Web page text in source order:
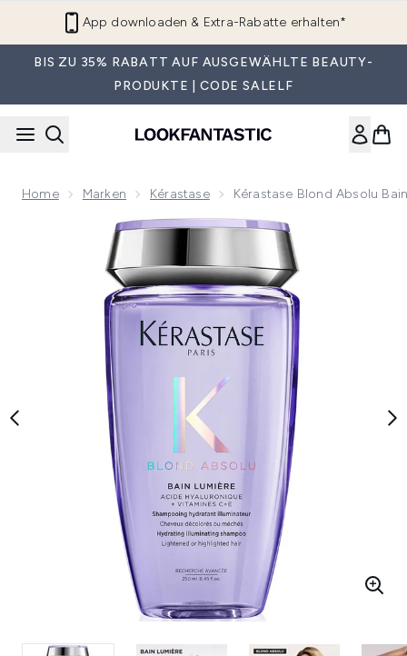
App downloaden & Extra-Rabatte erhalten*
BIS ZU 35% RABATT AUF AUSGEWÄHLTE BEAUTY-
PRODUKTE | CODE SALELF
Home Marken Kérastase Kérastase Blond Absolu
Now showing image 1 Kérastase Blond Absolu Bain Lumiere